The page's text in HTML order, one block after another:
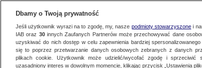
Dbamy o Twoją prywatność
Jeśli użytkownik wyrazi na to zgodę, my, nasze podmioty stowarzyszonei
IAB oraz 30innych Zaufanych Partnerów może przechowywać dane
uzyskiwać do nich dostęp w celu zapewnienia bardziej
się to poprzez przetwarzanie danych osobowych zebranych z danych
plikach cookie. Użytkownik może udzielić/wycofać zgodę i sprzeciwić
uzasadniony interes w dowolnym momencie, klikając przycisk „Ustawienia